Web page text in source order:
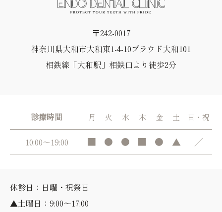
〒242-0017
神奈川県大和市大和東1-4-10プラウド大和101
相鉄線「大和駅」相鉄口より徒歩2分
診療時間 月 火 水 木 金 土 日・祝
10:00～19:00 ■ ● ● ■ ● ▲ ／
休診日：日曜・祝祭日
▲土曜日：9:00～17:00